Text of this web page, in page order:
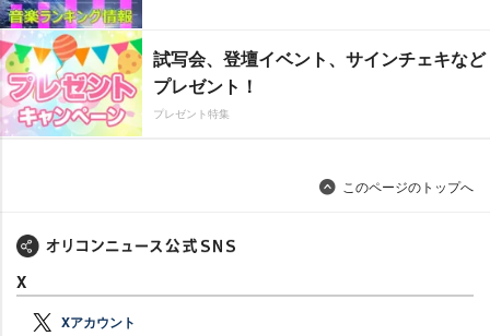
試写会、登壇イベント、サインチェキなど
プレゼント！
プレゼント特集
このページのトップへ
X
Xアカウント